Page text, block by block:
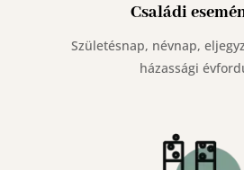
Családi
Születésnap, névnap,
házassági